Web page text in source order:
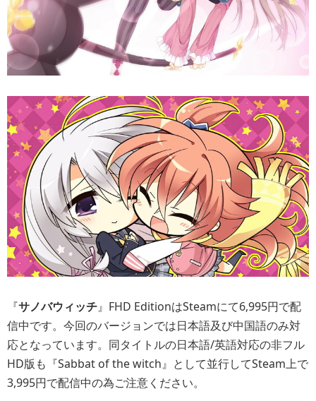
『サノバウィッチ』FHD EditionはSteamにて6,995円で配
信中です。今回のバージョンでは日本語及び中国語のみ対
応となっています。同タイトルの日本語/英語対応の非フル
HD版も『Sabbat of the witch』として並行してSteam上で
3,995円で配信中の為ご注意ください。